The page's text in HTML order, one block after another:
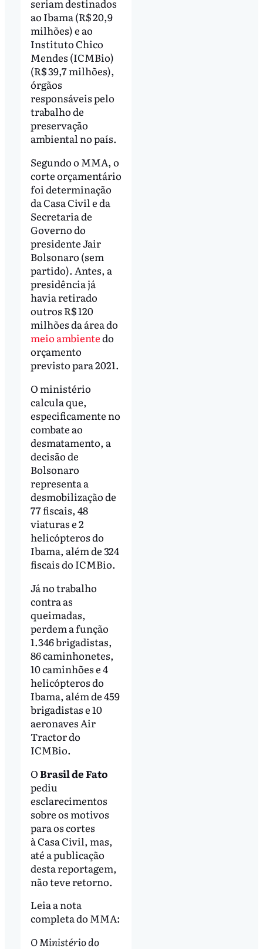
seriam destinados
ao Ibama (R$ 20,9
milhões) e ao
Instituto Chico
Mendes (ICMBio)
(R$ 39,7 milhões),
órgãos
responsáveis pelo
trabalho de
preservação
ambiental no país.
Segundo o MMA, o
corte orçamentário
foi determinação
da Casa Civil e da
Secretaria de
Governo do
presidente Jair
Bolsonaro (sem
partido). Antes, a
presidência já
havia retirado
outros R$ 120
milhões da área do
meio ambientedo
orçamento
previsto para 2021.
O ministério
calcula que,
especificamente no
combate ao
desmatamento, a
decisão de
Bolsonaro
representa a
desmobilização de
77 fiscais, 48
viaturas e 2
helicópteros do
Ibama, além de 324
fiscais do ICMBio.
Já no trabalho
contra as
queimadas,
perdem a função
1.346 brigadistas,
86 caminhonetes,
10 caminhões e 4
helicópteros do
Ibama, além de 459
brigadistas e 10
aeronaves Air
Tractor do
ICMBio.
OBrasil de Fato
pediu
esclarecimentos
sobre os motivos
para os cortes
à Casa Civil, mas,
até a publicação
desta reportagem,
não teve retorno.
Leia a nota
completa do MMA:
O Ministério do